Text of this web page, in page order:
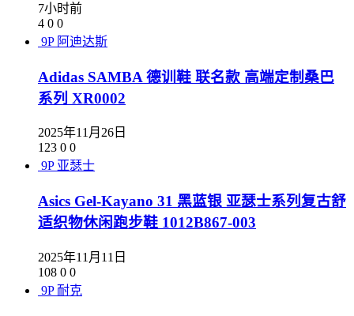
7小时前
4 0 0
9P 阿迪达斯
Adidas SAMBA 德训鞋 联名款 高端定制桑巴
系列 XR0002
2025年11月26日
123 0 0
9P 亚瑟士
Asics Gel-Kayano 31 黑蓝银 亚瑟士系列复古舒
适织物休闲跑步鞋 1012B867-003
2025年11月11日
108 0 0
9P 耐克